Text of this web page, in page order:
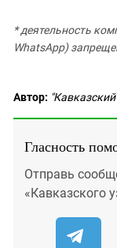
* деятельность
WhatsApp)
Автор: "Кавказский
Гласность
Отправь
«Кавказского